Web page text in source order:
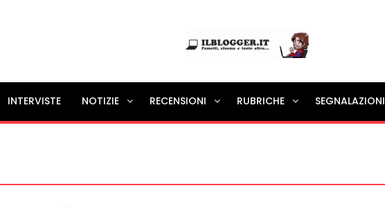
Ilblogger.it
Il portalino di blog |
INTERVISTE NOTIZIE RECENSIONI RUBRICHE SEGNALAZIONI